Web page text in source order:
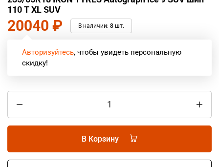
110 T XL SUV
20040 ₽ В наличии: 8 шт.
Авторизуйтесь, чтобы увидеть персональную
скидку!
В Корзину